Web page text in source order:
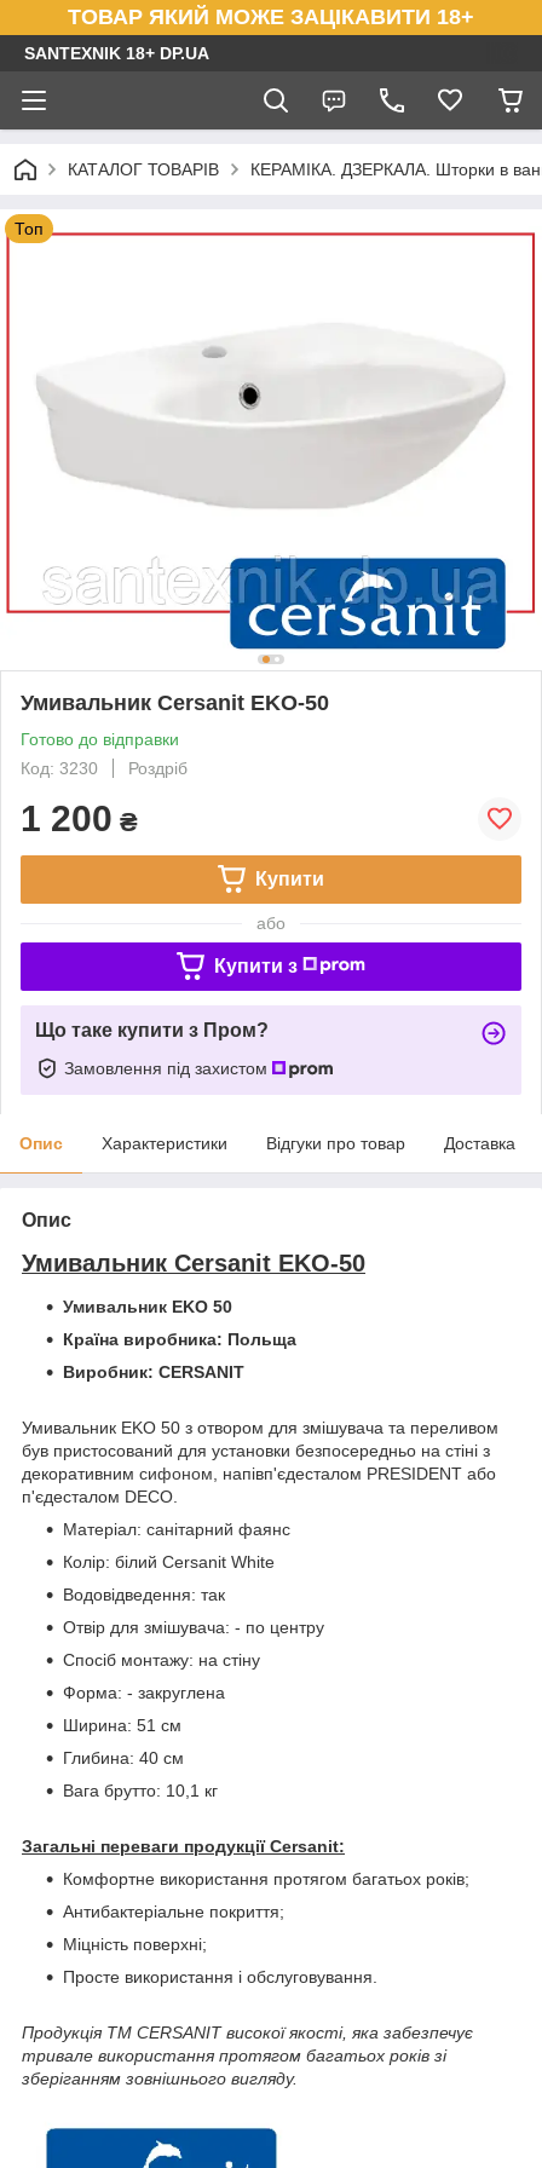
ТОВАР ЯКИЙ МОЖЕ ЗАЦІКАВИТИ 18+
SANTEXNIK 18+ DP.UA
КАТАЛОГ ТОВАРІВ КЕРАМІКА. ДЗЕРКАЛА. Шторки в
Топ
Умивальник Cersanit EKO-50
Готово до відправки
Код: 3230
Роздріб
1 200 ₴
Купити
або
Купити з
Що таке купити з Пром?
Замовлення під захистом
Опис Характеристики Відгуки про товар Доставка
Опис
Умивальник Cersanit EKO-50
Умивальник EKO 50
Країна виробника: Польща
Виробник: CERSANIT
Умивальник EKO 50 з отвором для змішувача та переливом
був пристосований для установки безпосередньо на стіні з
декоративним сифоном, напівп'єдесталом PRESIDENT або
п'єдесталом DECO.
Матеріал: санітарний фаянс
Колір: білий Cersanit White
Водовідведення: так
Отвір для змішувача: - по центру
Спосіб монтажу: на стіну
Форма: - закруглена
Ширина: 51 см
Глибина: 40 см
Вага брутто: 10,1 кг
Загальні переваги продукції Cersanit:
Комфортне використання протягом багатьох років;
Антибактеріальне покриття;
Міцність поверхні;
Просте використання і обслуговування.
Продукція ТМ CERSANIT високої якості, яка забезпечує
тривале використання протягом багатьох років зі
зберіганням зовнішнього вигляду.